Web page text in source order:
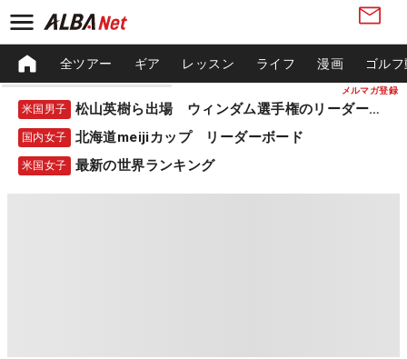
メルマガ登録
全ツアー ギア レッスン ライフ 漫画 ゴル
米国男子 松山英樹ら出場 ウィンダム選手権のリーダーボード
国内女子 北海道meijiカップ リーダーボード
米国女子 最新の世界ランキング